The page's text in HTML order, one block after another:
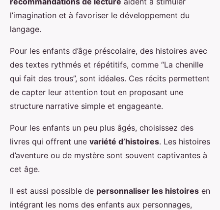
l’imagination et à favoriser le développement du
langage.
Pour les enfants d’âge préscolaire, des histoires avec
des textes rythmés et répétitifs, comme “La chenille
qui fait des trous”, sont idéales. Ces récits permettent
de capter leur attention tout en proposant une
structure narrative simple et engageante.
Pour les enfants un peu plus âgés, choisissez des
livres qui offrent une variété d’histoires. Les histoires
d’aventure ou de mystère sont souvent captivantes à
cet âge.
Il est aussi possible de personnaliser les histoires en
intégrant les noms des enfants aux personnages,